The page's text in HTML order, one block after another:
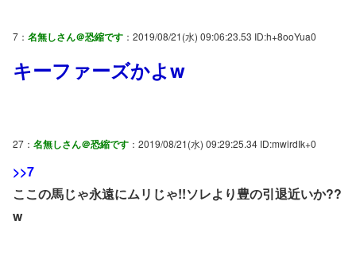
7： 名無しさん＠恐縮です ：2019/08/21(水) 09:06:23.53 ID:h+8ooYua0
キーファーズかよw
27： 名無しさん＠恐縮です ：2019/08/21(水) 09:29:25.34 ID:mwirdIk+0
>>7
ここの馬じゃ永遠にムリじゃ!!ソレより豊の引退近いか??
w